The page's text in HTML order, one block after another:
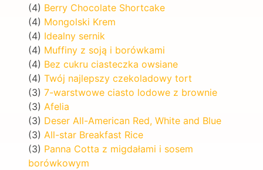
(4) Berry Chocolate Shortcake
(4) Mongolski Krem
(4) Idealny sernik
(4) Muffiny z soją i borówkami
(4) Bez cukru ciasteczka owsiane
(4) Twój najlepszy czekoladowy tort
(3) 7-warstwowe ciasto lodowe z brownie
(3) Afelia
(3) Deser All-American Red, White and Blue
(3) All-star Breakfast Rice
(3) Panna Cotta z migdałami i sosem
borówkowym